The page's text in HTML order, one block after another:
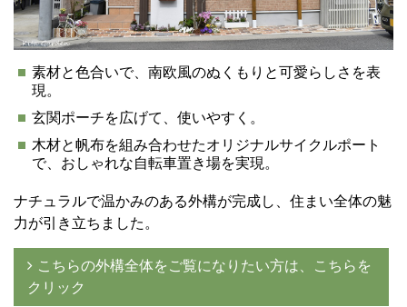
素材と色合いで、南欧風のぬくもりと可愛らしさを表
現。
玄関ポーチを広げて、使いやすく。
木材と帆布を組み合わせたオリジナルサイクルポート
で、おしゃれな自転車置き場を実現。
ナチュラルで温かみのある外構が完成し、住まい全体の魅
力が引き立ちました。
こちらの外構全体をご覧になりたい方は、こちらを
クリック